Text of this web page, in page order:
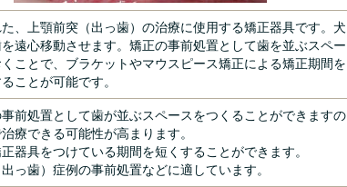
、上顎前突（出っ歯）の治療に使用する矯正器具です。犬
遠心移動させます。矯正の事前処置として歯を並ぶスペー
ことで、ブラケットやマウスピース矯正による矯正期間を
ことが可能です。
事前処置として歯が並ぶスペースをつくることができますの
療できる可能性が高まります。
正器具をつけている期間を短くすることができます。
っ歯）症例の事前処置などに適しています。